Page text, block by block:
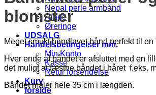
Nepal perle armbånd
Ringe
Øreringe
UDSALG
Handelsbetingelser mm.
Min Konto
Kasse
Retur forsendelse
Kurv
forside
antal
blomster
Meget smukt håndlavet bånd perfekt til en
Hver ende af båndet er afsluttet med en
det muligt at fæstne båndet i håret f.eks.
Båndet måler hele 35 cm i længden.